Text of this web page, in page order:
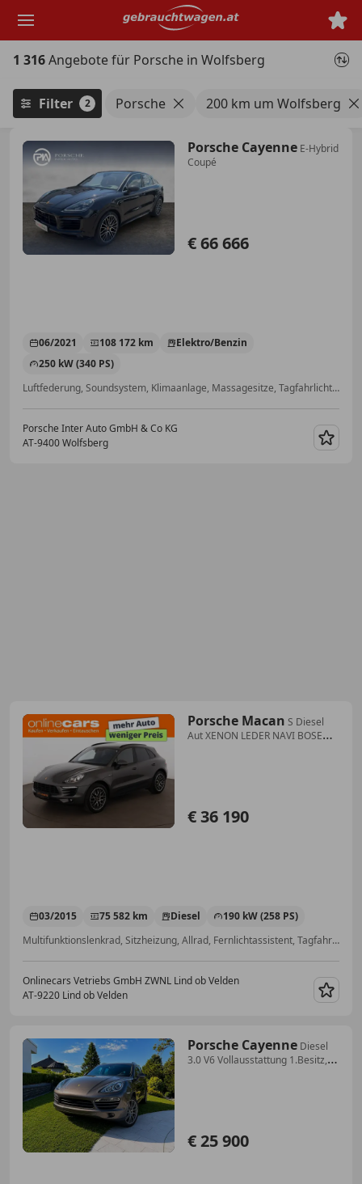
Hauptinhalt
1 316Angebote für Porsche in Wolfsberg
Filter 2 Porsche 200 km um Wolfsberg
Porsche Cayenne E-Hybrid
Coupé
€ 66 666
06/2021 108 172 km
Elektro/Benzin
250 kW (340 PS)
Luftfederung, Soundsystem, Klimaanlage, Massagesitze, Tagfahrlicht, Fahrerairbag, Raucherpaket, Sportsitze
Porsche Inter Auto GmbH & Co KG
AT-9400 Wolfsberg
Porsche Macan S Diesel
Aut XENON LEDER NAVI BOSE
€ 36 190
03/2015 75 582 km Diesel
190 kW (258 PS)
Multifunktionslenkrad, Sitzheizung, Allrad, Fernlichtassistent, Tagfahrlicht, Fahrerairbag, Elektrische Sitze, Beheizbares Lenkrad
Onlinecars Vetriebs GmbH ZWNL Lind ob Velden
AT-9220 Lind ob Velden
Porsche Cayenne Diesel
3.0 V6 Vollausstattung 1.Besitz,
€ 25 900